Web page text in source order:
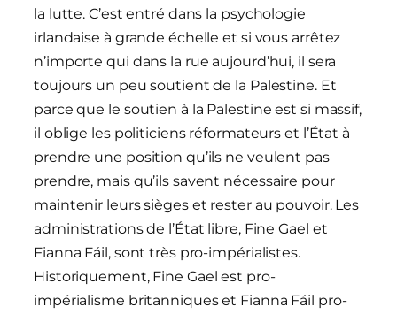
la lutte. C’est entré dans la psychologie
irlandaise à grande échelle et si vous arrêtez
n’importe qui dans la rue aujourd’hui, il sera
toujours un peu soutient de la Palestine. Et
parce que le soutien à la Palestine est si massif,
il oblige les politiciens réformateurs et l’État à
prendre une position qu’ils ne veulent pas
prendre, mais qu’ils savent nécessaire pour
maintenir leurs sièges et rester au pouvoir. Les
administrations de l’État libre, Fine Gael et
Fianna Fáil, sont très pro-impérialistes.
Historiquement, Fine Gael est pro-
impérialisme britanniques et Fianna Fáil pro-